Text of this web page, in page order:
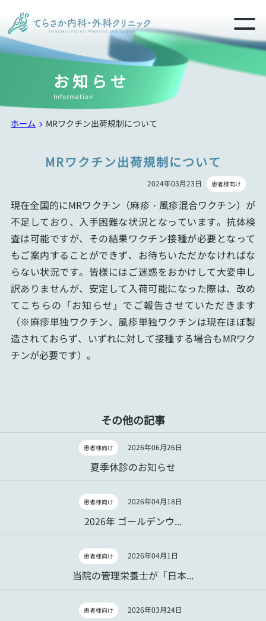
お知らせ
Information
ホーム MRワクチン出荷規制について
MRワクチン出荷規制について
患者様向け
2024年03月23日
現在全国的にMRワクチン（麻疹・風疹混合ワクチン）が
不足しており、入手困難な状況となっています。抗体検
査は可能ですが、その結果ワクチン接種が必要となって
もご案内することができず、お待ちいただかなければな
らない状況です。皆様にはご迷惑をおかけして大変申し
訳ありませんが、安定して入荷可能になった際は、改め
てこちらの「お知らせ」でご報告させていただきます
（※麻疹単独ワクチン、風疹単独ワクチンは現在ほぼ製
造されておらず、いずれに対して接種する場合もMRワク
チンが必要です）。
その他の記事
2026年06月26日
患者様向け
夏季休診のお知らせ
2026年04月18日
患者様向け
2026年 ゴールデンウ...
2026年04月1日
患者様向け
当院の管理栄養士が「日本...
2026年03月24日
患者様向け